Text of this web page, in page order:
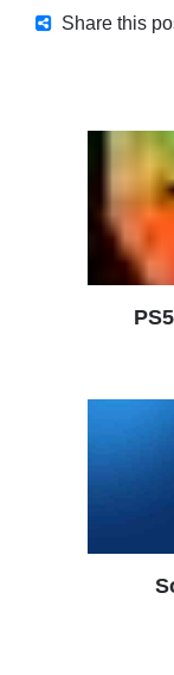
Share this